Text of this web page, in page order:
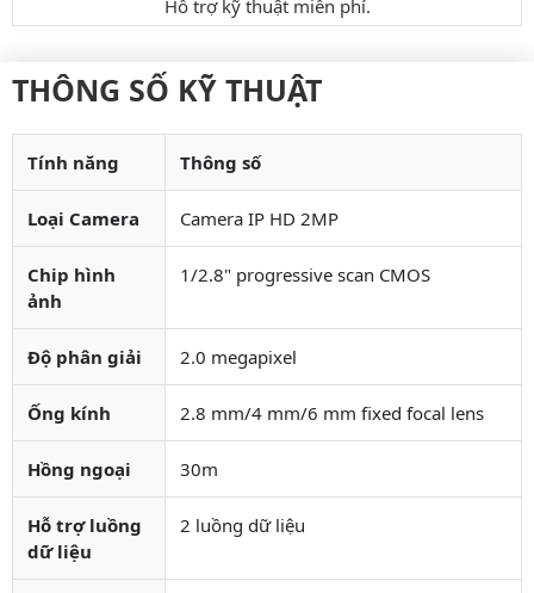
Hỗ trợ kỹ thuật miễn phí.
THÔNG SỐ KỸ THUẬT
Tính năng Thông số
Loại Camera Camera IP HD 2MP
Chip hình
ảnh
1/2.8" progressive scan CMOS
Độ phân giải 2.0 megapixel
Ống kính 2.8 mm/4 mm/6 mm fixed focal lens
Hồng ngoại 30m
Hỗ trợ luồng
dữ liệu
2 luồng dữ liệu